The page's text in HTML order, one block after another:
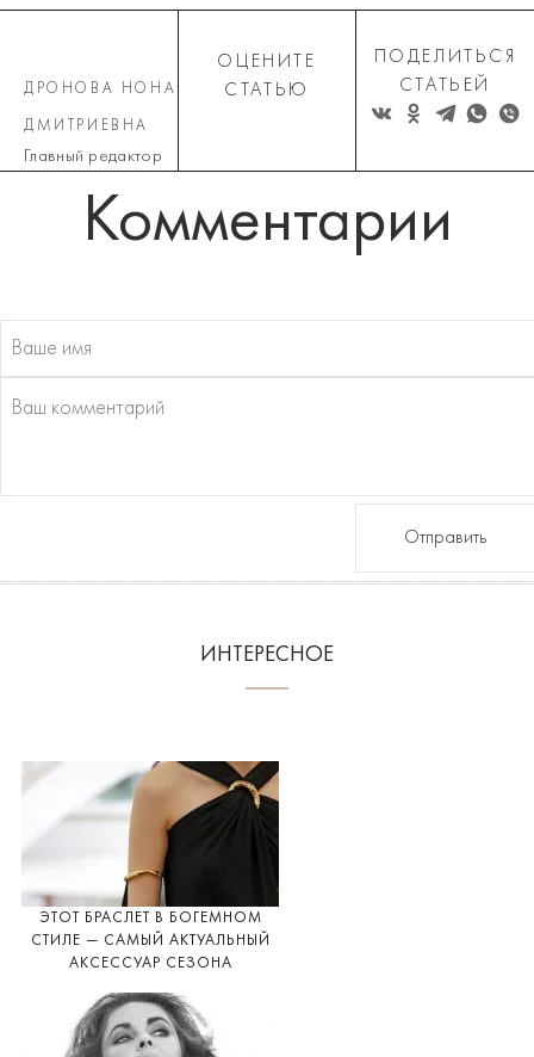
ДРОНОВА НОНА
ДМИТРИЕВНА
Главный редактор
ОЦЕНИТЕ
СТАТЬЮ
ПОДЕЛИТЬСЯ
СТАТЬЕЙ
Комментарии
Отправить
ИНТЕРЕСНОЕ
ЭТОТ БРАСЛЕТ В БОГЕМНОМ
СТИЛЕ — САМЫЙ АКТУАЛЬНЫЙ
АКСЕССУАР СЕЗОНА